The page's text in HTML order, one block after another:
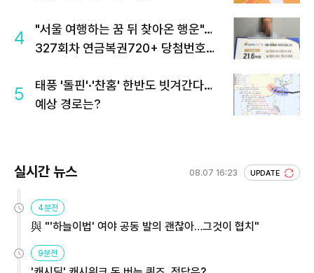
4
"서울 여행하는 꿈 뒤 찾아온 행운"…
327회차 연금복권720+ 당첨번호조
5
태풍 '돌핀'·'찬홈' 한반도 빗겨간다…
예상 경로는?
실시간 뉴스 08.07 16:23 UPDATE
4분전
與 "'하늘이법' 여야 공동 발의 괜찮아…그것이 협치"
9분전